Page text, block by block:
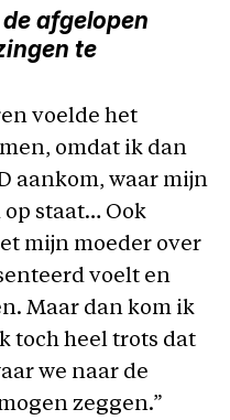
afgelopen
te
voelde het
omdat ik dan
aankom, waar mijn
staat… Ook
mijn moeder over
voelt en
Maar dan kom ik
toch heel trots dat
we naar de
zeggen.”